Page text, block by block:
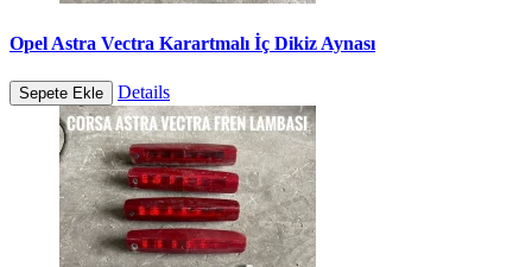
Opel Astra Vectra Karartmalı İç Dikiz Aynası
Sepete Ekle Details